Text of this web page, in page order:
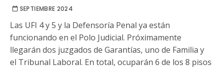
SEPTIEMBRE 2024
Las UFI 4 y 5 y la Defensoría Penal ya están
funcionando en el Polo Judicial. Próximamente
llegarán dos juzgados de Garantías, uno de Familia y
el Tribunal Laboral. En total, ocuparán 6 de los 8 pisos